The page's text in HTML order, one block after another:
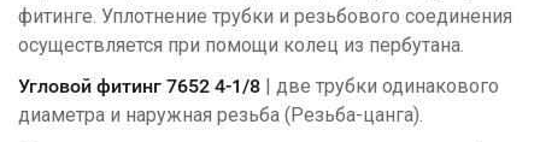
фитинге. Уплотнение трубки и резьбового соединения
осуществляется при помощи колец из пербутана.
Угловой фитинг 7652 4-1/8 | две трубки одинакового
диаметра и наружная резьба (Резьба-цанга).